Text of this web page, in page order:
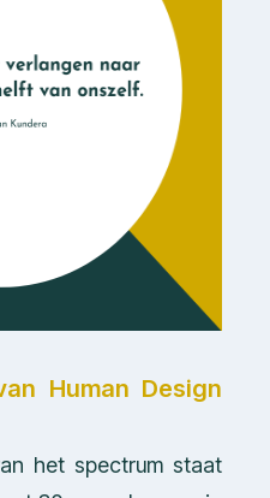
Human Design
het spectrum staat